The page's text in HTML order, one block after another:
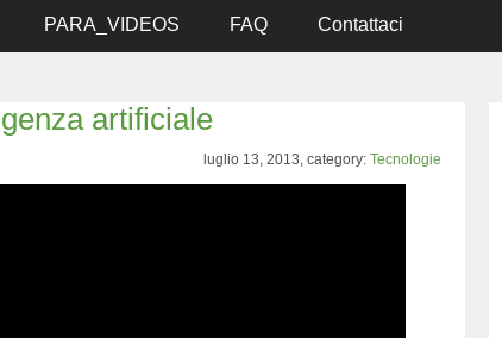
PARA_VIDEOS FAQ Contattaci
artificiale
luglio 13, 2013, category: Tecnologie